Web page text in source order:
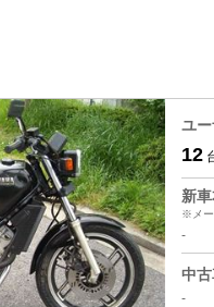
ユ
12
新
※メー
-
中
-